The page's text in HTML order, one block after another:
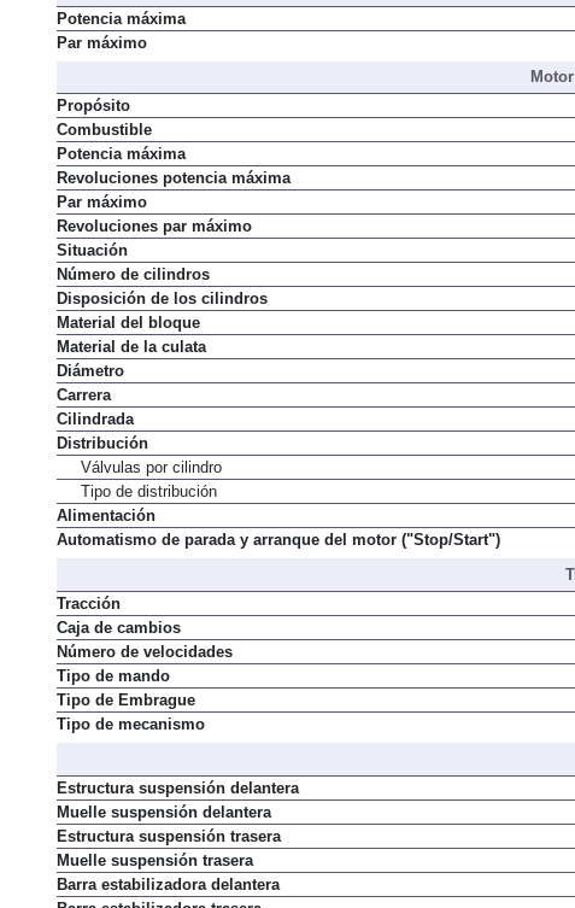
Potencia máxima
Par máximo
Propósito
Combustible
Potencia máxima
Revoluciones potencia máxima
Par máximo
Revoluciones par máximo
Situación
Número de cilindros
Disposición de los cilindros
Material del bloque
Material de la culata
Diámetro
Carrera
Cilindrada
Distribución
Válvulas por cilindro
Tipo de distribución
Alimentación
Automatismo de parada y arranque del motor ("Stop/Start")
Tracción
Caja de cambios
Número de velocidades
Tipo de mando
Tipo de Embrague
Tipo de mecanismo
Estructura suspensión delantera
Muelle suspensión delantera
Estructura suspensión trasera
Muelle suspensión trasera
Barra estabilizadora delantera